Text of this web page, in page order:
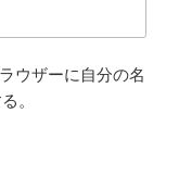
ウザーに自分の名
。